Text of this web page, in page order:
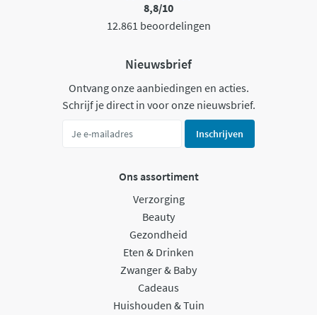
8,8/10
12.861 beoordelingen
Nieuwsbrief
Ontvang onze aanbiedingen en acties.
Schrijf je direct in voor onze nieuwsbrief.
Inschrijven
Ons assortiment
Verzorging
Beauty
Gezondheid
Eten & Drinken
Zwanger & Baby
Cadeaus
Huishouden & Tuin